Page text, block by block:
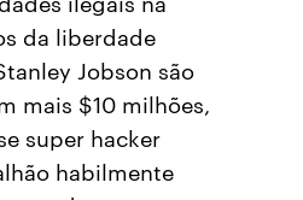
da liberdade
Jobson são
mais $10 milhões,
super hacker
habilmente